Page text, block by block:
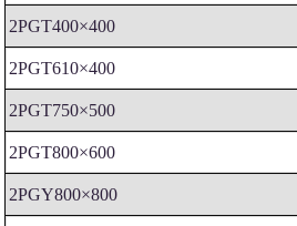
2PGT400×400
2PGT610×400
2PGT750×500
2PGT800×600
2PGY800×800